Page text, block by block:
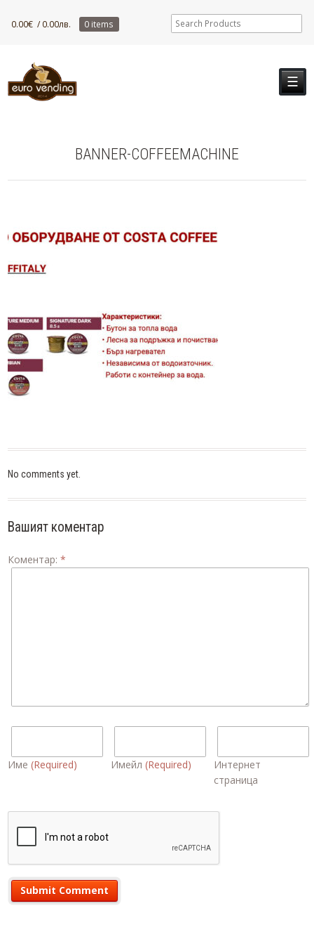
0.00€ / 0.00лв. 0 items
☰
BANNER-COFFEEMACHINE
No comments yet.
Вашият коментар
Коментар:*
Име(Required) Имейл(Required)
Интернет
страница